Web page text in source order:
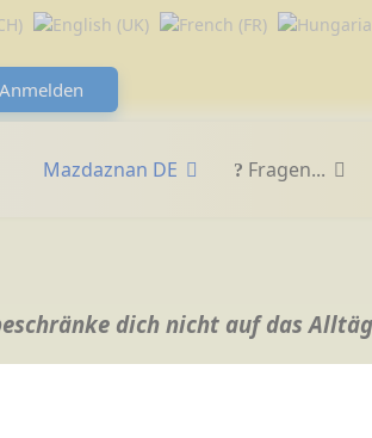
Anmelden
Mazdaznan DE Fragen...
dich nicht auf das